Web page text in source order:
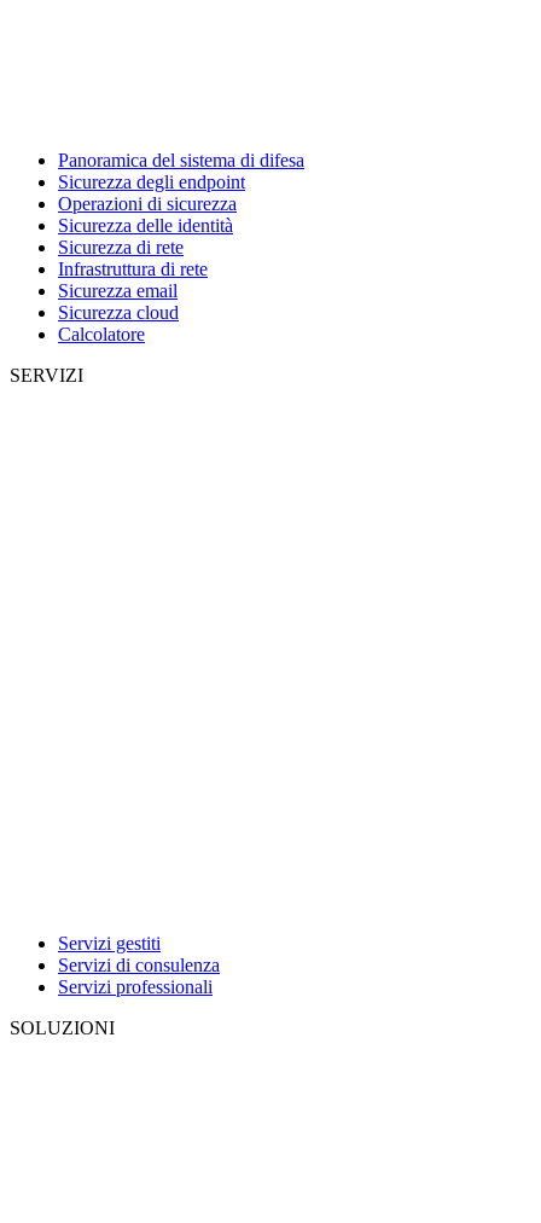
Panoramica del sistema di difesa
Sicurezza degli endpoint
Operazioni di sicurezza
Sicurezza delle identità
Sicurezza di rete
Infrastruttura di rete
Sicurezza email
Sicurezza cloud
Calcolatore
SERVIZI
Servizi gestiti
Servizi di consulenza
Servizi professionali
SOLUZIONI